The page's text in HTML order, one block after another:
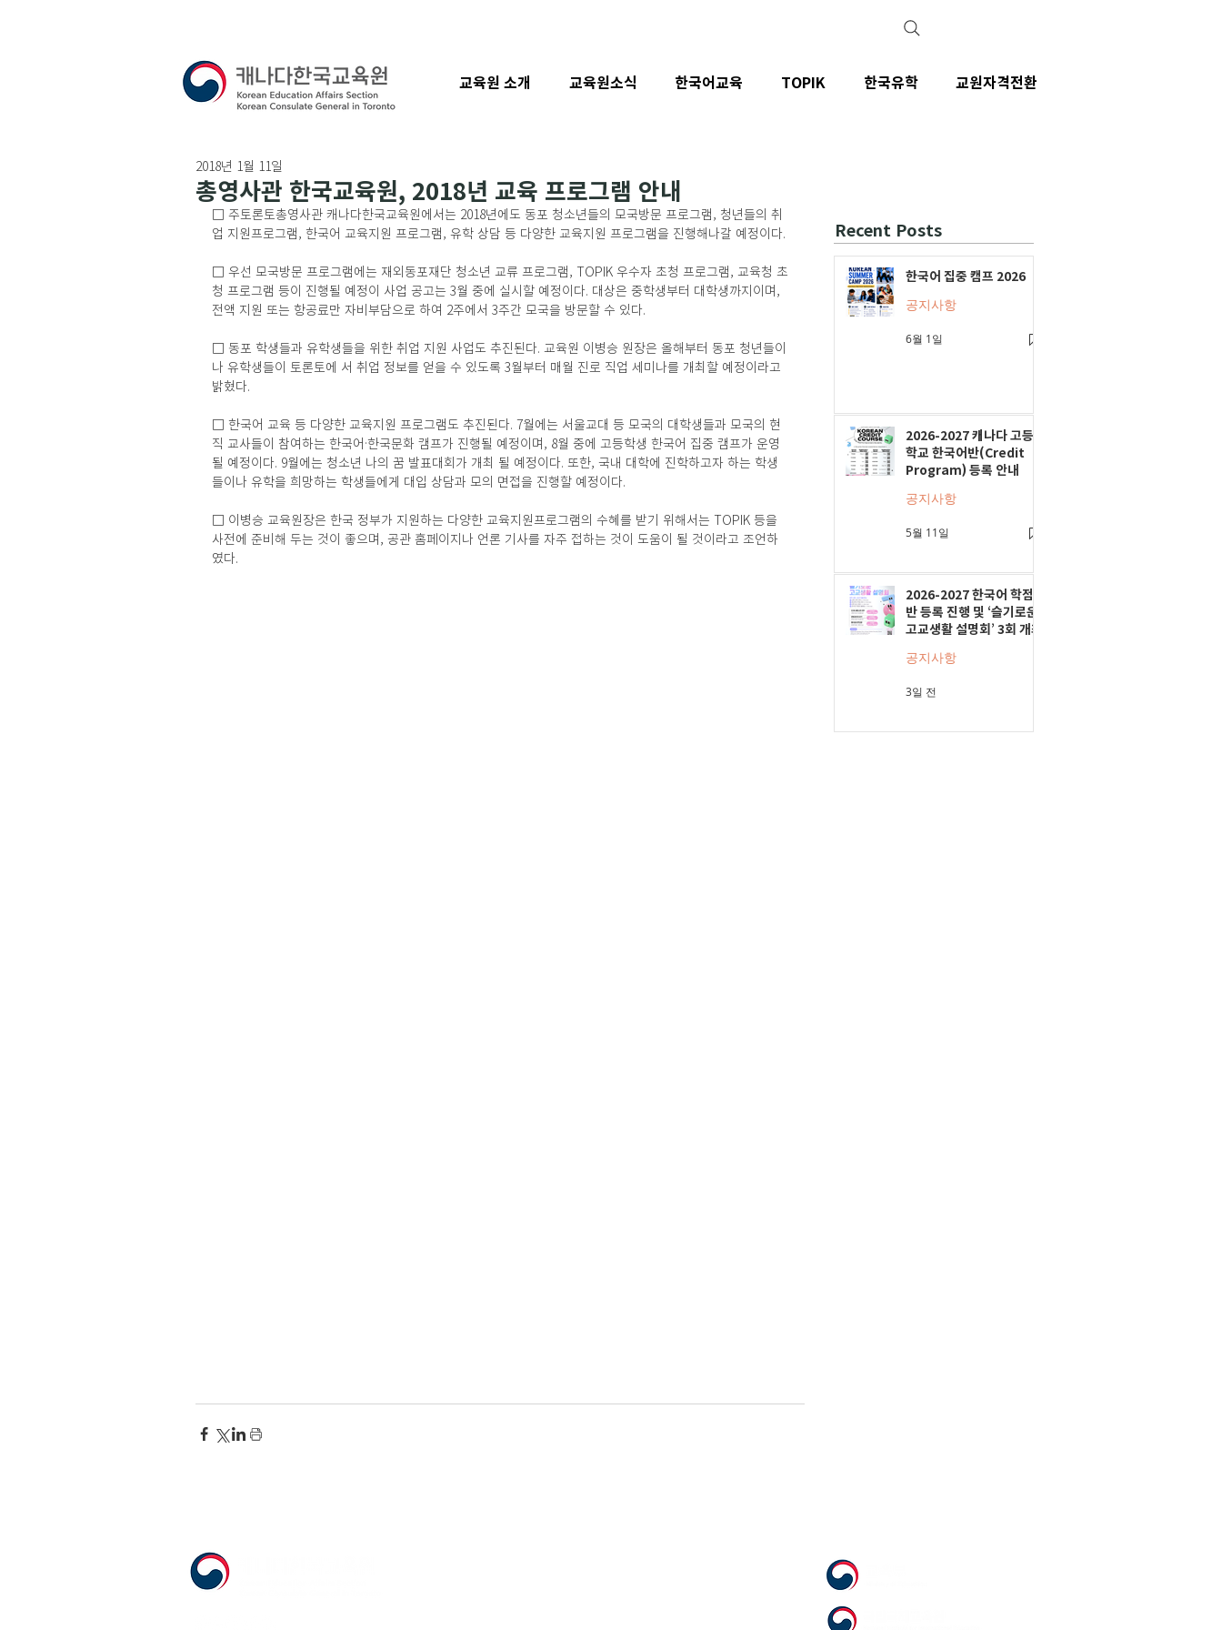
총영사관 한국교육원, 2018년 교육 프로그램 안내
2018년 1월 11일
□ 주토론토총영사관 캐나다한국교육원에서는 2018년에도 동포 청소년들의 모국방문 프로그램, 청년들의 취
업 지원프로그램, 한국어 교육지원 프로그램, 유학 상담 등 다양한 교육지원 프로그램을 진행해나갈 예정이다.
□ 우선 모국방문 프로그램에는 재외동포재단 청소년 교류 프로그램, TOPIK 우수자 초청 프로그램, 교육청 초
청 프로그램 등이 진행될 예정이 사업 공고는 3월 중에 실시할 예정이다. 대상은 중학생부터 대학생까지이며,
전액 지원 또는 항공료만 자비부담으로 하여 2주에서 3주간 모국을 방문할 수 있다.
□ 동포 학생들과 유학생들을 위한 취업 지원 사업도 추진된다. 교육원 이병승 원장은 올해부터 동포 청년들이
나 유학생들이 토론토에 서 취업 정보를 얻을 수 있도록 3월부터 매월 진로 직업 세미나를 개최할 예정이라고
밝혔다.
□ 한국어 교육 등 다양한 교육지원 프로그램도 추진된다. 7월에는 서울교대 등 모국의 대학생들과 모국의 현
직 교사들이 참여하는 한국어·한국문화 캠프가 진행될 예정이며, 8월 중에 고등학생 한국어 집중 캠프가 운영
될 예정이다. 9월에는 청소년 나의 꿈 발표대회가 개최 될 예정이다. 또한, 국내 대학에 진학하고자 하는 학생
들이나 유학을 희망하는 학생들에게 대입 상담과 모의 면접을 진행할 예정이다.
□ 이병승 교육원장은 한국 정부가 지원하는 다양한 교육지원프로그램의 수혜를 받기 위해서는 TOPIK 등을
사전에 준비해 두는 것이 좋으며, 공관 홈페이지나 언론 기사를 자주 접하는 것이 도움이 될 것이라고 조언하
였다.
Recent Posts
한국어 집중 캠프 2026
공지사항
6월 1일
2026-2027 캐나다 고등
학교 한국어반(Credit
Program) 등록 안내
공지사항
5월 11일
2026-2027 한국어 학점
반 등록 진행 및 ‘슬기로운
고교생활 설명회’ 3회 개최
공지사항
3일 전
교육원 소개 교육원소식 한국어교육 TOPIK 한국유학 교원자격전환